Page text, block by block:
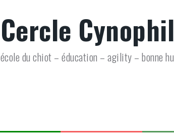
Cercle
école du chiot – éducation – agility – bonne